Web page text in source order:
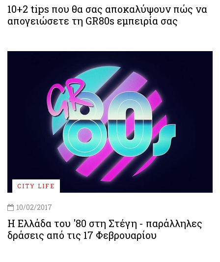
10+2 tips που θα σας αποκαλύψουν πώς να
απογειώσετε τη GR80s εμπειρία σας
CITY LIFE
10/02/2017
Η Ελλάδα του '80 στη Στέγη - παράλληλες
δράσεις από τις 17 Φεβρουαρίου